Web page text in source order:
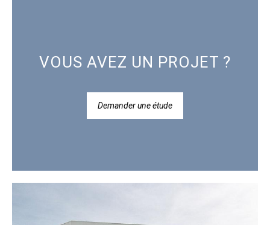
VOUS AVEZ UN PROJET ?
Demander une étude